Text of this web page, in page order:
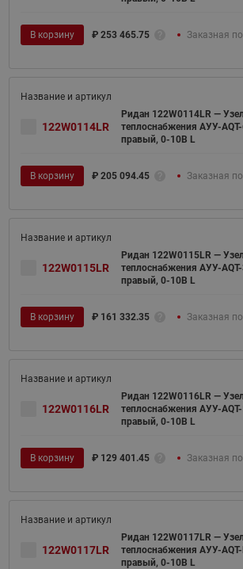
В корзину ₽ 253 465.75 Заказная
122W0114LR
Ридан 122W0114LR — Узел
теплоснабжения АУУ-
правый, 0-10В L
В корзину ₽ 205 094.45 Заказная
122W0115LR
Ридан 122W0115LR — Узел
теплоснабжения АУУ-
правый, 0-10В L
В корзину ₽ 161 332.35 Заказная
122W0116LR
Ридан 122W0116LR — Узел
теплоснабжения АУУ-
правый, 0-10В L
В корзину ₽ 129 401.45 Заказная
122W0117LR
Ридан 122W0117LR — Узел
теплоснабжения АУУ-
правый, 0-10В L